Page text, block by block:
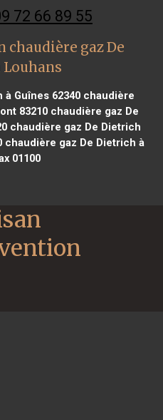
72 66 89 55
gaz De
Guînes 62340 chaudière
83210 chaudière gaz De
chaudière gaz De Dietrich
chaudière gaz De Dietrich à
01100